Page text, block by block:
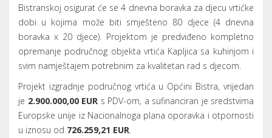
Bistranskoj osigurat će se 4 dnevna boravka za djecu vrtićke
dobi u kojima može biti smješteno 80 djece (4 dnevna
boravka x 20 djece). Projektom je predviđeno kompletno
opremanje područnog objekta vrtića Kapljica sa kuhinjom i
svim namještajem potrebnim za kvalitetan rad s djecom.
Projekt izgradnje područnog vrtića u Općini Bistra, vrijedan
je 2.900.000,00 EUR s PDV-om, a sufinanciran je sredstvima
Europske unije iz Nacionalnoga plana oporavka i otpornosti
u iznosu od 726.259,21 EUR.